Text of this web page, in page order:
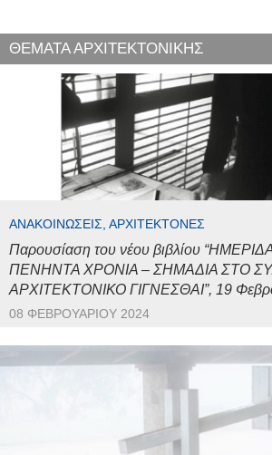
ΘΕΜΑΤΑ ΑΡΧΙΤΕΚΤΟΝΙΚΗΣ
ΑΝΑΚΟΙΝΏΣΕΙΣ, ΑΡΧΙΤΈΚΤΟΝΕΣ
Παρουσίαση του νέου βιβλίου
ΠΕΝΗΝΤΑ ΧΡΟΝΙΑ – ΣΗΜΑΔΙΑ ΣΤΟ
ΑΡΧΙΤΕΚΤΟΝΙΚΟ ΓΙΓΝΕΣΘΑΙ”, 19
08 ΦΕΒΡΟΥΑΡΊΟΥ 2024